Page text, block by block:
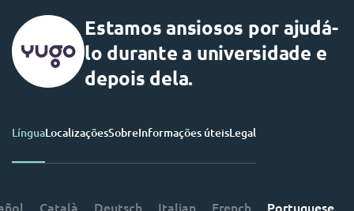
Estamos ansiosos por ajudá-
lo durante a universidade e
depois dela.
LínguaLocalizaçõesSobreInformações úteisLegal
Català Deutsch Italian French Portuguese